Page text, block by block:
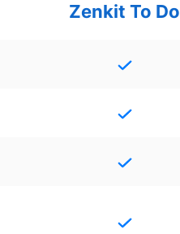
Zenkit To Do